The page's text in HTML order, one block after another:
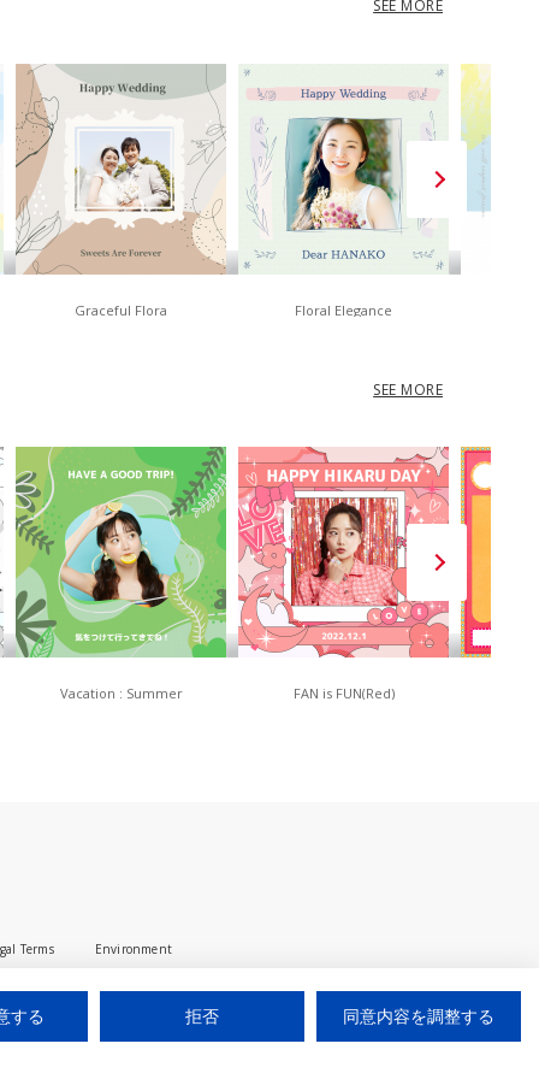
SEE MORE
Graceful Flora Floral Elegance
SEE MORE
Vacation : Summer FAN is FUN(Red)
Terms Environment
AIチャットに質問
する 拒否 同意内容を調整する